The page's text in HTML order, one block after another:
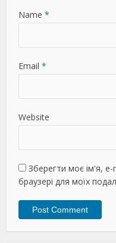
Name *
Email *
Website
Зберегти моє ім'я,
браузері для моїх